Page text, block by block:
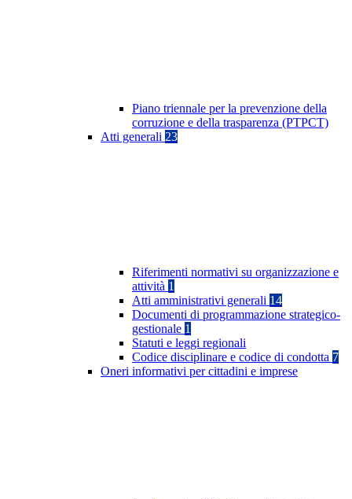
Piano triennale per la prevenzione della
corruzione e della trasparenza (PTPCT)
Atti generali 23
Riferimenti normativi su organizzazione e
attività 1
Atti amministrativi generali 14
Documenti di programmazione strategico-
gestionale 1
Statuti e leggi regionali
Codice disciplinare e codice di condotta 7
Oneri informativi per cittadini e imprese